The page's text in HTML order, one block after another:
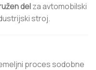
delza avtomobilski
stroj.
proces sodobne